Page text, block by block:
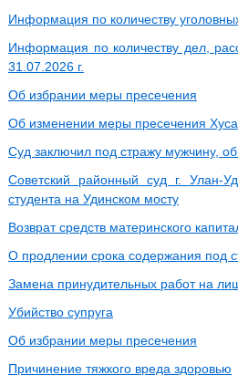
Информация по количеству
Информация по количеству дел,
31.07.2026 г.
Об избрании меры пресечения
Об изменении меры пресечения
Суд заключил под стражу мужчину,
Советский районный суд г. Улан-
студента на Удинском мосту
Возврат средств материнского
О продлении срока содержания под
Замена принудительных работ на
Убийство супруга
Об избрании меры пресечения
Причинение тяжкого вреда здоровью